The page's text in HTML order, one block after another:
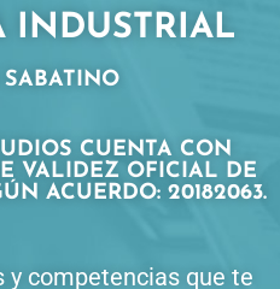
INDUSTRIAL
CUENTA CON
VALIDEZ OFICIAL DE
ACUERDO: 20182063.
y competencias que te